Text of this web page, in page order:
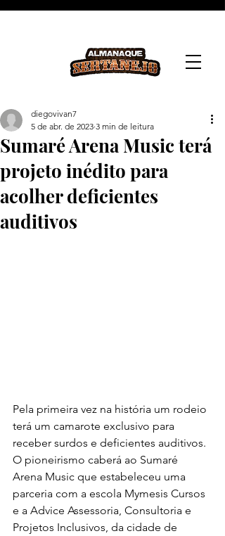
Sumaré Arena Music terá
projeto inédito para
acolher deficientes
auditivos
diegovivan7
5 de abr. de 2023 3 min de leitura
Pela primeira vez na história um rodeio
terá um camarote exclusivo para
receber surdos e deficientes auditivos.
O pioneirismo caberá ao Sumaré
Arena Music que estabeleceu uma
parceria com a escola Mymesis Cursos
e a Advice Assessoria, Consultoria e
Projetos Inclusivos, da cidade de